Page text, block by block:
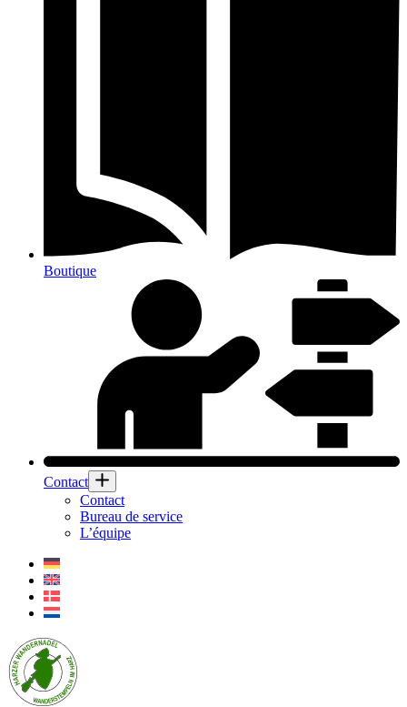
Boutique
Contact
Contact
Bureau de service
L’équipe